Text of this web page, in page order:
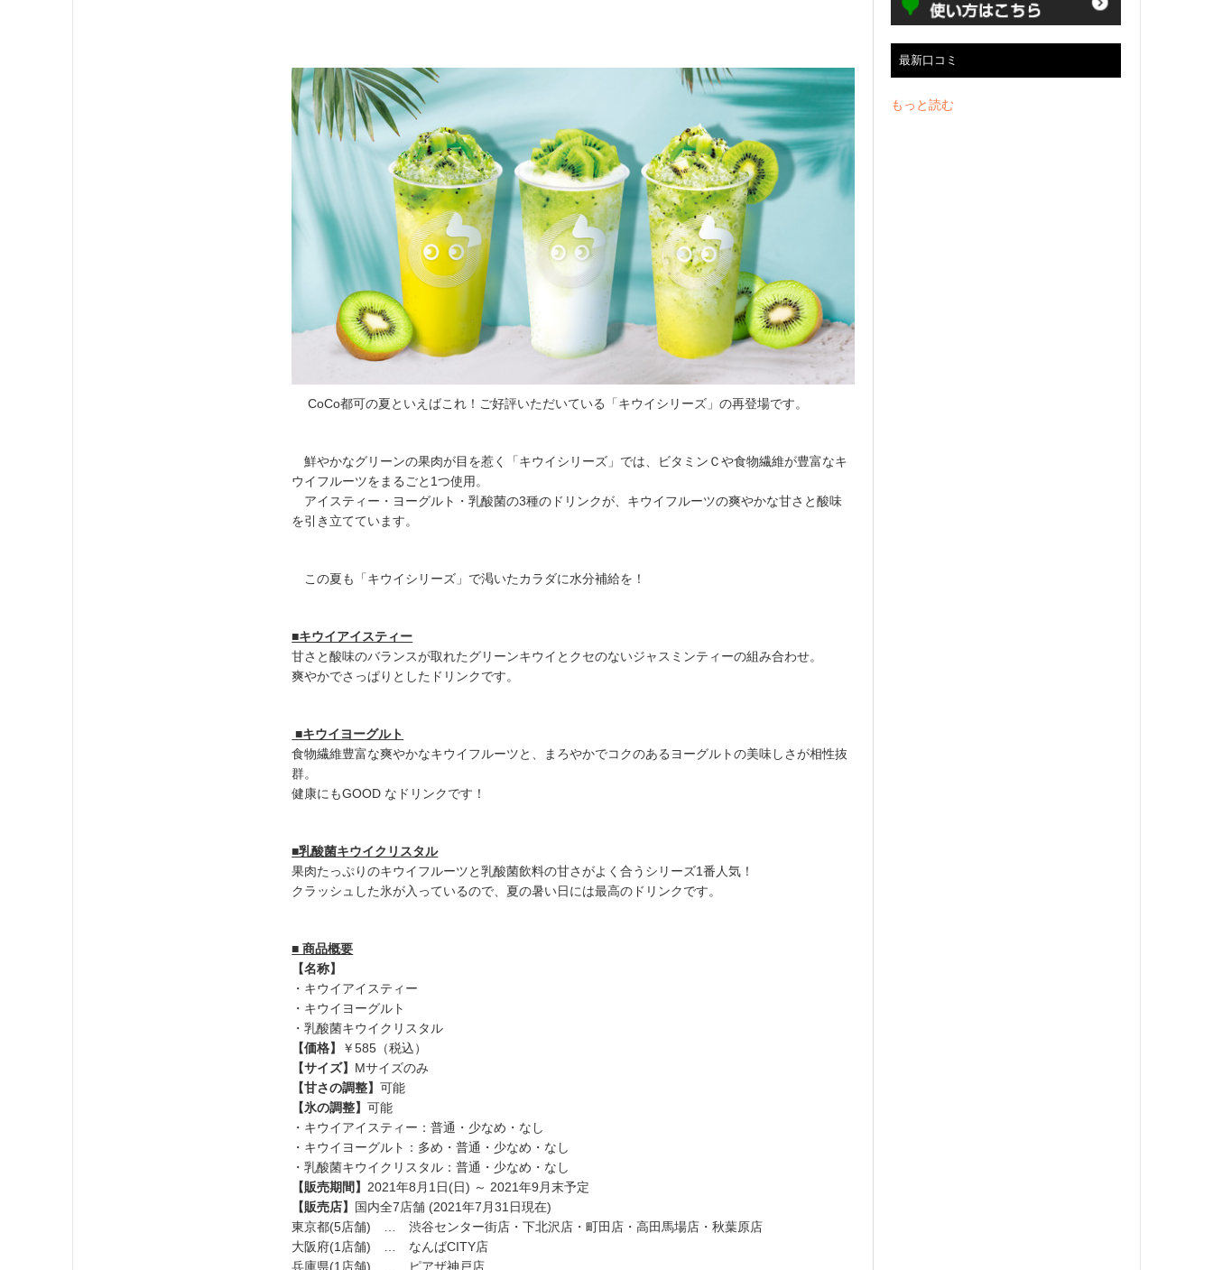
CoCo都可の夏といえばこれ！ご好評いただいている「キウイシリーズ」の再登場です。
鮮やかなグリーンの果肉が目を惹く「キウイシリーズ」では、ビタミンＣや食物繊維が豊富なキ
ウイフルーツをまるごと1つ使用。
アイスティー・ヨーグルト・乳酸菌の3種のドリンクが、キウイフルーツの爽やかな甘さと酸味
を引き立てています。
この夏も「キウイシリーズ」で渇いたカラダに水分補給を！
■キウイアイスティー
甘さと酸味のバランスが取れたグリーンキウイとクセのないジャスミンティーの組み合わせ。
爽やかでさっぱりとしたドリンクです。
■キウイヨーグルト
食物繊維豊富な爽やかなキウイフルーツと、まろやかでコクのあるヨーグルトの美味しさが相性抜
群。
健康にもGOOD なドリンクです！
■乳酸菌キウイクリスタル
果肉たっぷりのキウイフルーツと乳酸菌飲料の甘さがよく合うシリーズ1番人気！
クラッシュした氷が入っているので、夏の暑い日には最高のドリンクです。
■ 商品概要
【名称】
・キウイアイスティー
・キウイヨーグルト
・乳酸菌キウイクリスタル
【価格】
￥585（税込）
【サイズ】 Mサイズのみ
【甘さの調整】可能
【氷の調整】可能
・キウイアイスティー：普通・少なめ・なし
・キウイヨーグルト：多め・普通・少なめ・なし
・乳酸菌キウイクリスタル：普通・少なめ・なし
【販売期間】2021年8月1日(日) ～ 2021年9月末予定
【販売店】
国内全7店舗 (2021年7月31日現在)
東京都(5店舗) … 渋谷センター街店・下北沢店・町田店・高田馬場店・秋葉原店
大阪府(1店舗) … なんばCITY店
兵庫県(1店舗) … ピアザ神戸店
最新口コミ
もっと読む